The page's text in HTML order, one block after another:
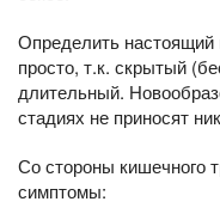
Определить настоящий
просто, т.к. скрытый
длительный.
стадиях не приносят
Со стороны кишечного
симптомы: